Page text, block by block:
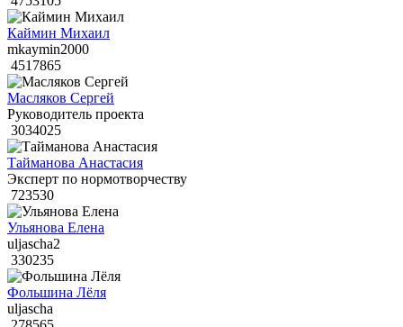
Каймин Михаил
mkaymin2000
4517865
Масляков Сергей
Руководитель проекта
3034025
Тайманова Анастасия
Эксперт по нормотворчеству
723530
Ульянова Елена
uljascha2
330235
Фольшина Лёля
uljascha